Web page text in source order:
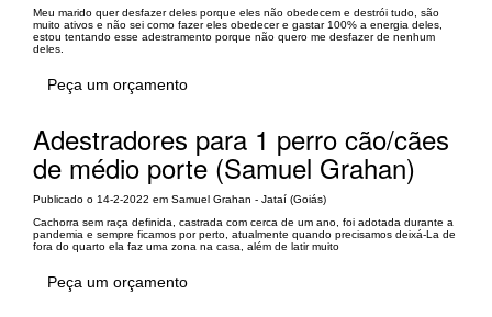
Meu marido quer desfazer deles porque eles não obedecem e destrói tudo, são
muito ativos e não sei como fazer eles obedecer e gastar 100% a energia deles,
estou tentando esse adestramento porque não quero me desfazer de nenhum
deles.
Peça um orçamento
Adestradores para 1 perro cão/cães
de médio porte (Samuel Grahan)
Publicado o 14-2-2022 em Samuel Grahan - Jataí (Goiás)
Cachorra sem raça definida, castrada com cerca de um ano, foi adotada durante a
pandemia e sempre ficamos por perto, atualmente quando precisamos deixá-La de
fora do quarto ela faz uma zona na casa, além de latir muito
Peça um orçamento